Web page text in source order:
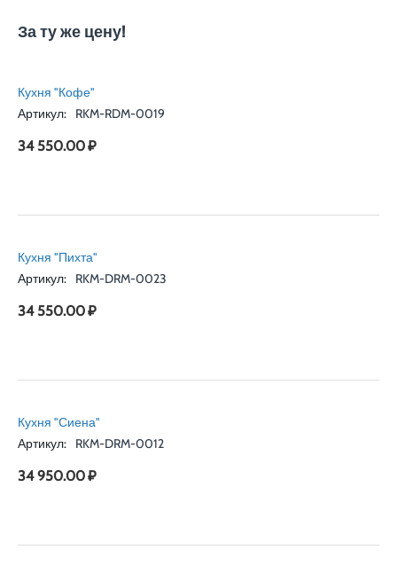
За ту же цену!
Кухня "Кофе"
Артикул:
RKM-RDM-0019
34 550.00₽
Кухня "Пихта"
Артикул:
RKM-DRM-0023
34 550.00₽
Кухня "Сиена"
Артикул:
RKM-DRM-0012
34 950.00₽